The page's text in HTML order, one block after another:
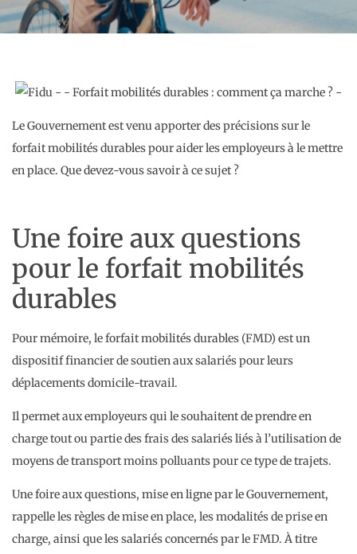
Le Gouvernement est venu apporter des précisions sur le
forfait mobilités durables pour aider les employeurs à le mettre
en place. Que devez-vous savoir à ce sujet ?
Une foire aux questions
pour le forfait mobilités
durables
Pour mémoire, le forfait mobilités durables (FMD) est un
dispositif financier de soutien aux salariés pour leurs
déplacements domicile-travail.
Il permet aux employeurs qui le souhaitent de prendre en
charge tout ou partie des frais des salariés liés à l’utilisation de
moyens de transport moins polluants pour ce type de trajets.
Une foire aux questions, mise en ligne par le Gouvernement,
rappelle les règles de mise en place, les modalités de prise en
charge, ainsi que les salariés concernés par le FMD. À titre